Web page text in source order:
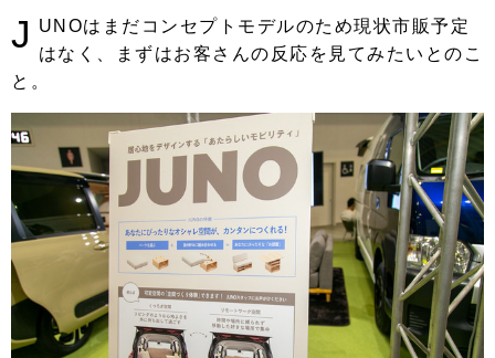
J
UNOはまだコンセプトモデルのため現状市販予定
はなく、まずはお客さんの反応を見てみたいとのこ
と。